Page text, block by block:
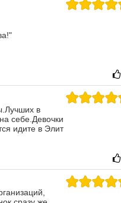
в
себе.Девочки
идите в Элит